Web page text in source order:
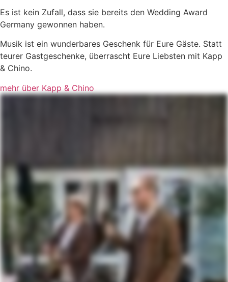
Es ist kein Zufall, dass sie bereits den Wedding Award
Germany gewonnen haben.
Musik ist ein wunderbares Geschenk für Eure Gäste. Statt
teurer Gastgeschenke, überrascht Eure Liebsten mit Kapp
& Chino.
mehr über Kapp & Chino